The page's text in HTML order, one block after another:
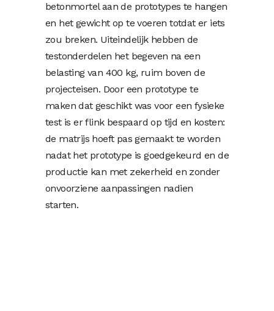
betonmortel aan de prototypes te hangen
en het gewicht op te voeren totdat er iets
zou breken. Uiteindelijk hebben de
testonderdelen het begeven na een
belasting van 400 kg, ruim boven de
projecteisen. Door een prototype te
maken dat geschikt was voor een fysieke
test is er flink bespaard op tijd en kosten:
de matrijs hoeft pas gemaakt te worden
nadat het prototype is goedgekeurd en de
productie kan met zekerheid en zonder
onvoorziene aanpassingen nadien
starten.